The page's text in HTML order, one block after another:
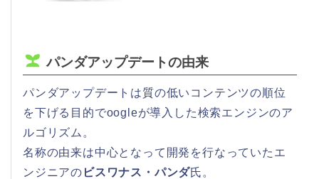
パンダアップデートの由来
パンダアップデートは質の低いコンテンツの順位
を下げる目的でoogleが導入した検索エンジンのア
ルゴリズム。
名称の由来は中心となって開発を行なっていたエ
ンジニアの ビスワナス・パンダ氏。